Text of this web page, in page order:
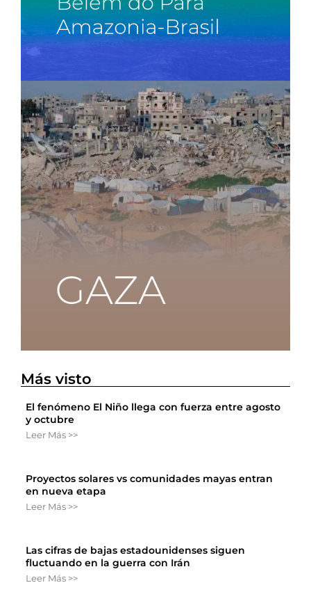
Más visto
El fenómeno El Niño llega con fuerza entre agosto
y octubre
Leer Más >>
Proyectos solares vs comunidades mayas entran
en nueva etapa
Leer Más >>
Las cifras de bajas estadounidenses siguen
fluctuando en la guerra con Irán
Leer Más >>